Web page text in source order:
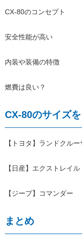
CX-80のコンセプト
安全性能が高い
内装や装備の特徴
燃費は良い？
CX-80のサイズ
【トヨタ】ランドクル
【日産】エクストレイル
【ジープ】コマンダー
まとめ